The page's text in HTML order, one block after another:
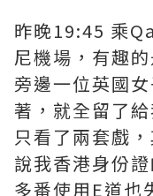
昨晚19:45 乘
尼機場，有趣
旁邊一位英國
著，就全留了
只看了兩套戲
說我香港身份
多番使用E道也